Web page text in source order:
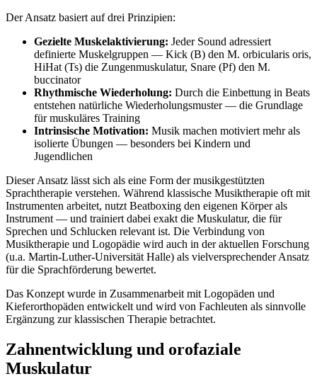
Der Ansatz basiert auf drei Prinzipien:
Gezielte Muskelaktivierung: Jeder Sound adressiert
definierte Muskelgruppen — Kick (B) den M. orbicularis oris,
HiHat (Ts) die Zungenmuskulatur, Snare (Pf) den M.
buccinator
Rhythmische Wiederholung: Durch die Einbettung in Beats
entstehen natürliche Wiederholungsmuster — die Grundlage
für muskuläres Training
Intrinsische Motivation: Musik machen motiviert mehr als
isolierte Übungen — besonders bei Kindern und
Jugendlichen
Dieser Ansatz lässt sich als eine Form der musikgestützten
Sprachtherapie verstehen. Während klassische Musiktherapie oft mit
Instrumenten arbeitet, nutzt Beatboxing den eigenen Körper als
Instrument — und trainiert dabei exakt die Muskulatur, die für
Sprechen und Schlucken relevant ist. Die Verbindung von
Musiktherapie und Logopädie wird auch in der aktuellen Forschung
(u.a. Martin-Luther-Universität Halle) als vielversprechender Ansatz
für die Sprachförderung bewertet.
Das Konzept wurde in Zusammenarbeit mit Logopäden und
Kieferorthopäden entwickelt und wird von Fachleuten als sinnvolle
Ergänzung zur klassischen Therapie betrachtet.
Zahnentwicklung und orofaziale
Muskulatur